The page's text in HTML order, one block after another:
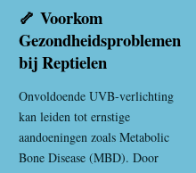
🦴 Voorkom
Gezondheidsproblemen
bij Reptielen
Onvoldoende UVB-verlichting
kan leiden tot ernstige
aandoeningen zoals Metabolic
Bone Disease (MBD). Door